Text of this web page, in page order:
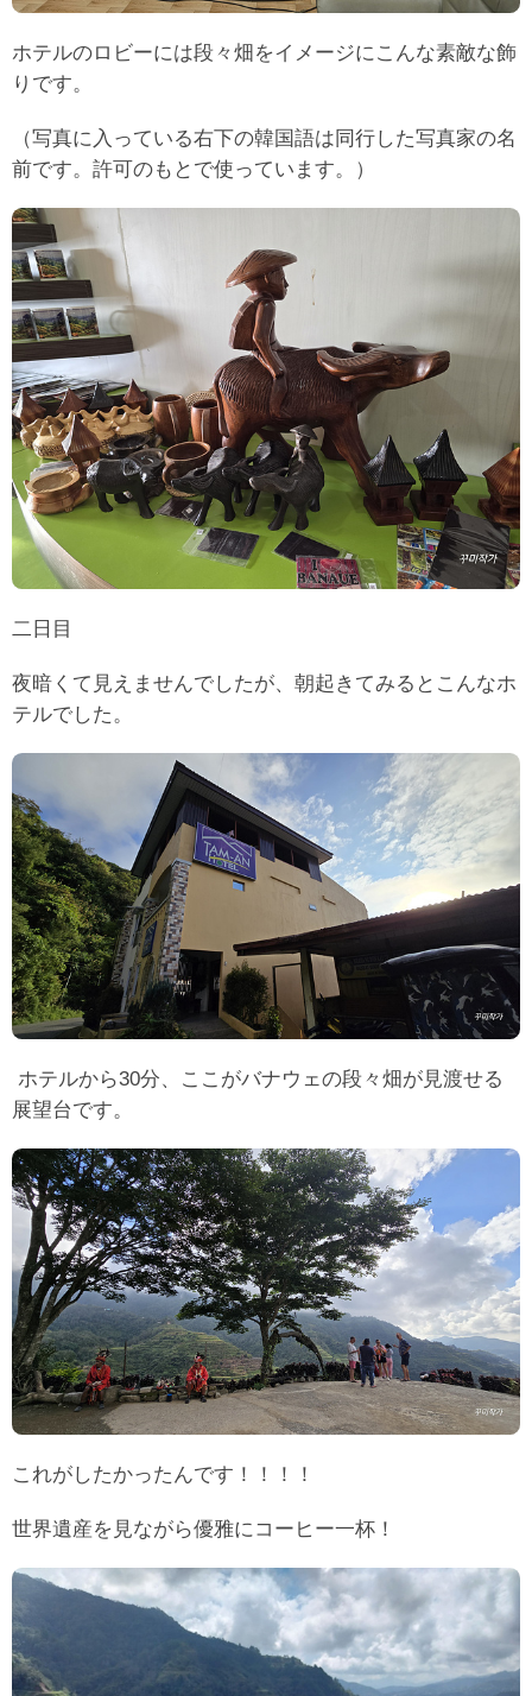
ホテルのロビーには段々畑をイメージにこんな素敵な飾
りです。
（写真に入っている右下の韓国語は同行した写真家の名
前です。許可のもとで使っています。）
二日目
夜暗くて見えませんでしたが、朝起きてみるとこんなホ
テルでした。
ホテルから30分、 ここがバナウェの段々畑が見渡せる
展望台です。
これがしたかったんです！！！！
世界遺産を見ながら優雅にコーヒー一杯！